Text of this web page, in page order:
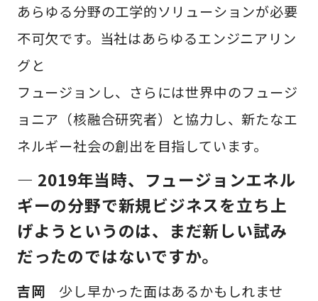
あらゆる分野の工学的ソリューションが必要
不可欠です。当社はあらゆるエンジニアリン
グと
フュージョンし、さらには世界中のフュージ
ョニア（核融合研究者）と協力し、新たなエ
ネルギー社会の創出を目指しています。
— 2019年当時、フュージョンエネル
ギーの分野で新規ビジネスを立ち上
げようというのは、まだ新しい試み
だったのではないですか。
吉岡 少し早かった面はあるかもしれませ